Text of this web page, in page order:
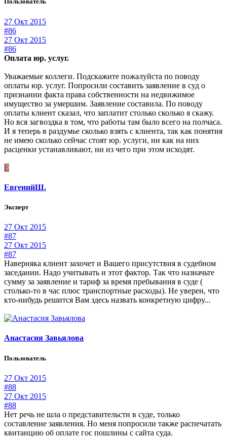
27 Окт 2015
#86
27 Окт 2015
#86
Оплата юр. услуг.
Уважаемые коллеги. Подскажите пожалуйста по поводу
оплаты юр. услуг. Попросили составить заявление в суд о
признании факта права собственности на недвижимое
имущество за умершим. Заявление составила. По поводу
оплаты клиент сказал, что заплатит столько сколько я скажу.
Но вся загвоздка в том, что работы там было всего на полчаса.
И я теперь в раздумье сколько взять с клиента, так как понятия
не имею сколько сейчас стоят юр. услуги, ни как на них
расценки устанавливают, ни из чего при этом исходят.
Е
ЕвгенийШ.
Эксперт
27 Окт 2015
#87
27 Окт 2015
#87
Наверняка клиент захочет и Вашего присутствия в судебном
заседании. Надо учитывать и этот фактор. Так что назначьте
сумму за заявление и тариф за время пребывания в суде (
столько-то в час плюс транспортные расходы). Не уверен, что
кто-нибудь решится Вам здесь назвать конкретную цифру...
Анастасия Завьялова
Пользователь
27 Окт 2015
#88
27 Окт 2015
#88
Нет речь не шла о представительстн в суде, только
составление заявления. Но меня попросили также распечатать
квитанцию об оплате гос пошлины с сайта суда.